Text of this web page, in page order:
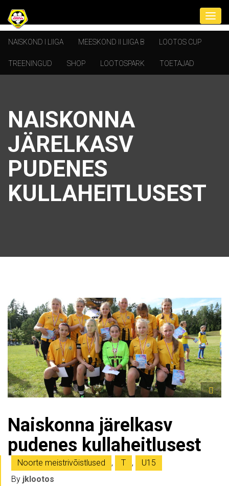
NAISKOND I LIIGA MEESKOND II LIIGA B LOOTOS CUP
TREENINGUD SHOP LOOTOSPARK TOETAJAD
NAISKONNA
JÄRELKASV
PUDENES
KULLAHEITLUSEST
Naiskonna järelkasv
pudenes kullaheitlusest
Noorte meistrivõistlused , T ,
U15
By jklootos